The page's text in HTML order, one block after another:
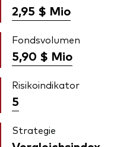
2,95 $ Mio
Fondsvolumen
5,90 $ Mio
Risikoindikator
5
Strategie